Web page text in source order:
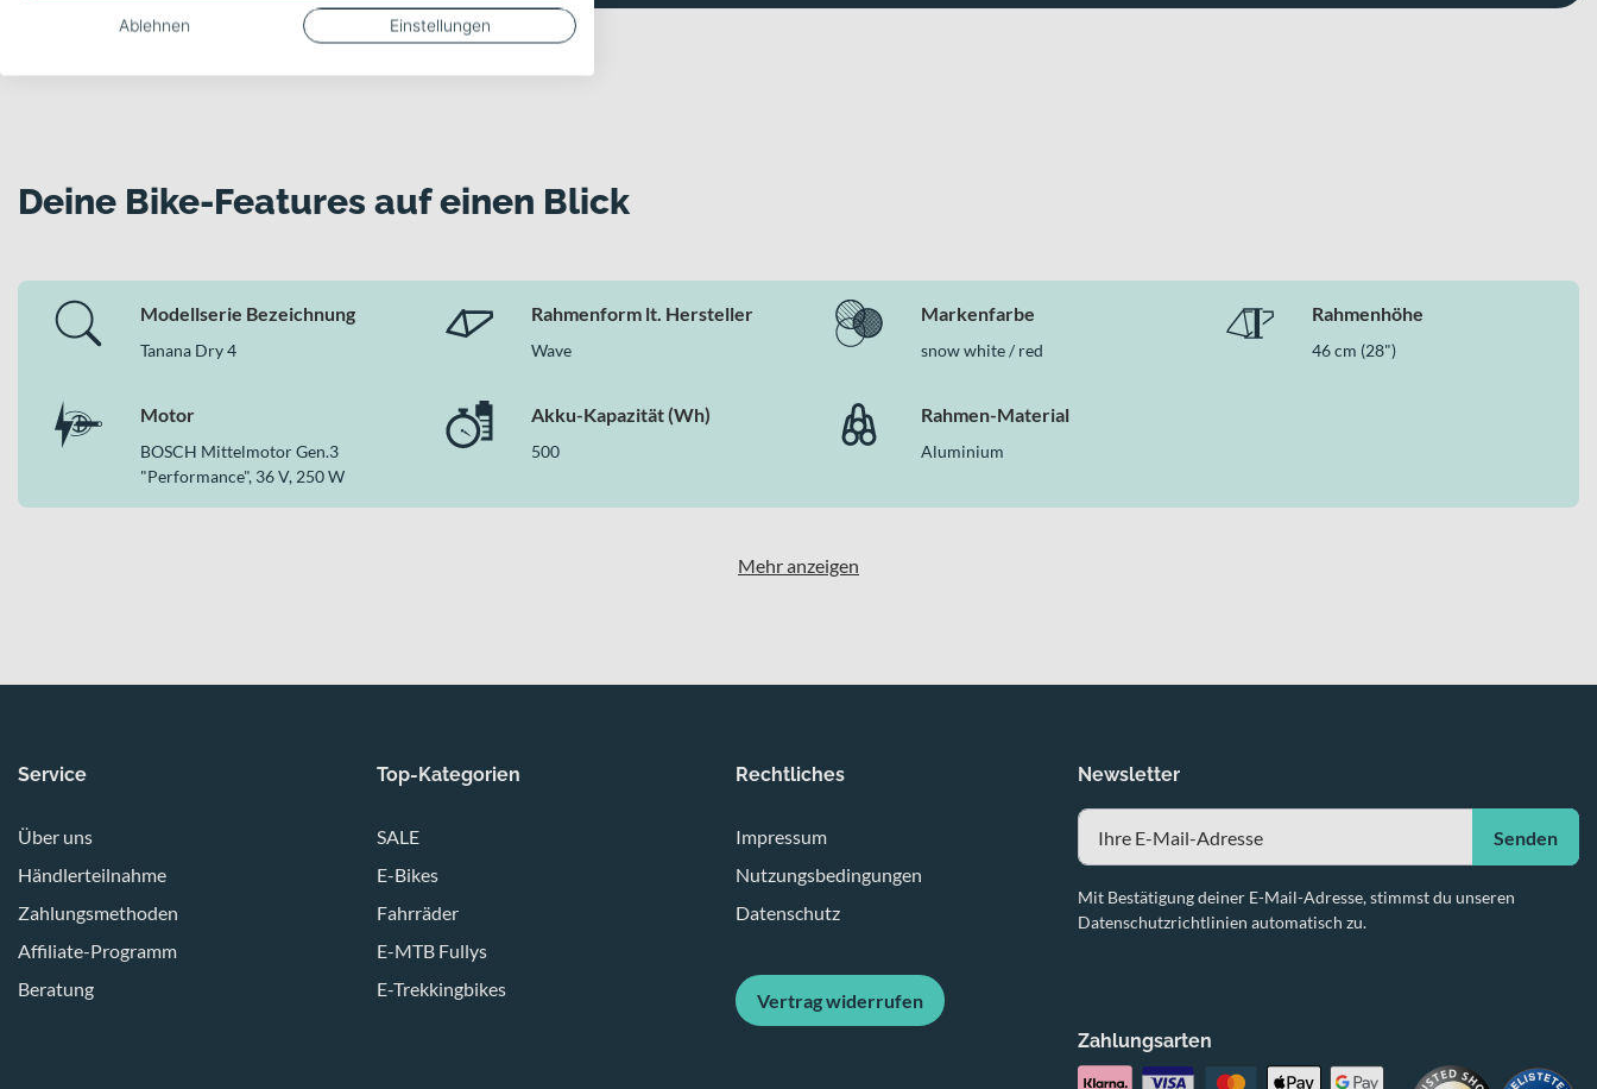
Deine Bike-Features auf einen Blick
Modellserie Bezeichnung
Tanana Dry 4
Rahmenform lt. Hersteller
Wave
Markenfarbe
snow white / red
Rahmenhöhe
46 cm (28")
Motor
BOSCH Mittelmotor Gen.3
"Performance", 36 V, 250 W
Akku-Kapazität (Wh)
500
Rahmen-Material
Aluminium
Mehr anzeigen
Service
Über uns
Händlerteilnahme
Zahlungsmethoden
Affiliate-Programm
Beratung
Top-Kategorien
SALE
E-Bikes
Fahrräder
E-MTB Fullys
E-Trekkingbikes
Rechtliches
Impressum
Nutzungsbedingungen
Datenschutz
Vertrag widerrufen
Newsletter
Senden
Mit Bestätigung deiner E-Mail-Adresse, stimmst du unseren
Datenschutzrichtlinien automatisch zu.
Zahlungsarten
Ablehnen Einstellungen